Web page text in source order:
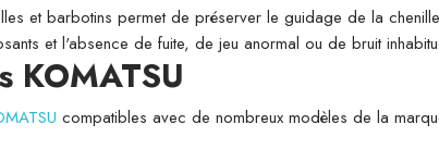
et barbotins permet de préserver le guidage de la
et l'absence de fuite, de jeu anormal ou de bruit
KOMATSU
compatibles avec de nombreux modèles de la